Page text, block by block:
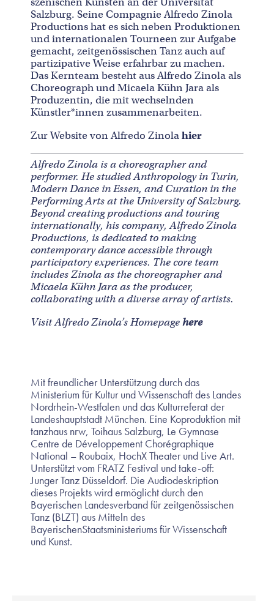
Salzburg. Seine Compagnie Alfredo Zinola
Productions hat es sich neben Produktionen
und internationalen Tourneen zur Aufgabe
gemacht, zeitgenössischen Tanz auch auf
partizipative Weise erfahrbar zu machen.
Das Kernteam besteht aus Alfredo Zinola als
Choreograph und Micaela Kühn Jara als
Produzentin, die mit wechselnden
Künstler*innen zusammenarbeiten.
Zur Website von Alfredo Zinolahier
Alfredo Zinola is a choreographer and
performer. He studied Anthropology in Turin,
Modern Dance in Essen, and Curation in the
Performing Arts at the University of Salzburg.
Beyond creating productions and touring
internationally, his company, Alfredo Zinola
Productions, is dedicated to making
contemporary dance accessible through
participatory experiences. The core team
includes Zinola as the choreographer and
Micaela Kühn Jara as the producer,
collaborating with a diverse array of artists.
Visit Alfredo Zinola’s Homepagehere
Mit freundlicher Unterstützung durch das
Ministerium für Kultur und Wissenschaft des Landes
Nordrhein-Westfalen und das Kulturreferat der
Landeshauptstadt München. Eine Koproduktion mit
tanzhaus nrw, Toihaus Salzburg, Le Gymnase
Centre de Développement Chorégraphique
National – Roubaix, HochX Theater und Live Art.
Unterstützt vom FRATZ Festival und take-off:
Junger Tanz Düsseldorf. Die Audiodeskription
dieses Projekts wird ermöglicht durch den
Bayerischen Landesverband für zeitgenössischen
Tanz (BLZT) aus Mitteln des
BayerischenStaatsministeriums für Wissenschaft
und Kunst.